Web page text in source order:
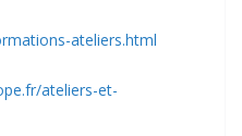
ateliers.html
ateliers-et-